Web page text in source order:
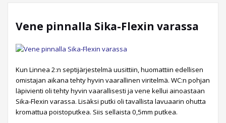
Vene pinnalla Sika-Flexin varassa
Kun Linnea 2:n septijärjestelmä uusittiin, huomattiin edellisen
omistajan aikana tehty hyvin vaarallinen viritelmä. WC:n pohjan
läpivienti oli tehty hyvin vaarallisesti ja vene kellui ainoastaan
Sika-Flexin varassa. Lisäksi putki oli tavallista lavuaarin ohutta
kromattua poistoputkea. Siis sellaista 0,5mm putkea.